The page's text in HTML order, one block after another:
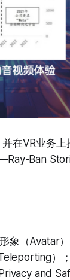
在VR业务上
Ban
（Avatar）
）；
and